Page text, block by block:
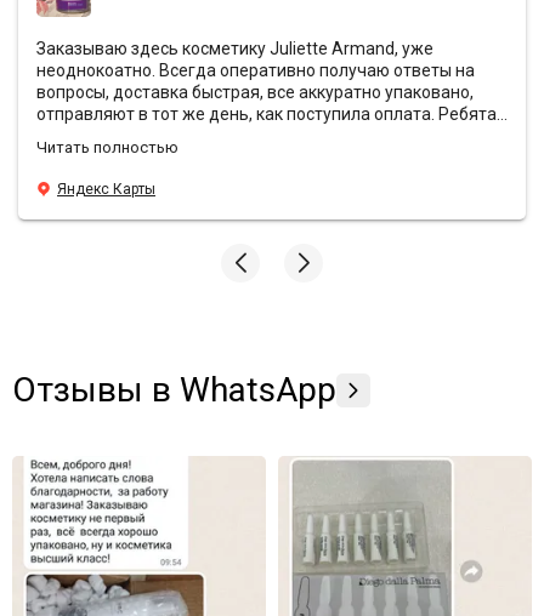
Заказываю здесь косметику Juliette Armand, уже
неоднокоатно. Всегда оперативно получаю ответы на
вопросы, доставка быстрая, все аккуратно упаковано,
отправляют в тот же день, как поступила оплата. Ребята
заказами подарочки❤️ Эффект от антивозрастной
уходовой косметики просто вау, средства действительно
борятся с морщинами, лицо свежее и блестящее, даже в
те моменты, когда хронический недосып. У Sunshine
знакомым рекомендую заказывать здесь🫶🏼
Читать полностью
Яндекс Карты
Отзывы в WhatsApp